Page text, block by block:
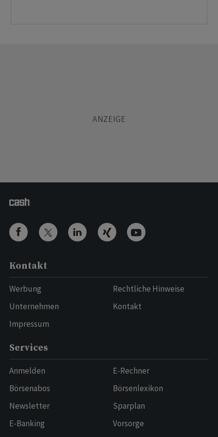
Kontakt
Werbung
Unternehmen
Impressum
Rechtliche Hinweise
Kontakt
Services
Anmelden
Börsenabos
Newsletter
E-Banking
E-Rechner
Börsenlexikon
Sparplan
Vorsorge